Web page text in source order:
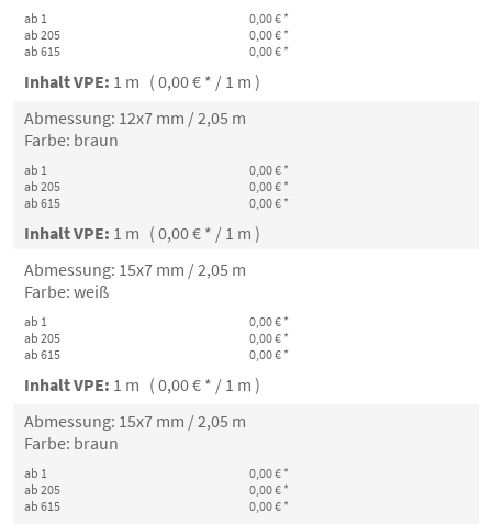
ab 1
0,00 € *
ab 205
0,00 € *
ab 615
0,00 € *
Inhalt VPE: 1 m ( 0,00 € * / 1 m )
Abmessung: 12x7 mm / 2,05 m
Farbe: braun
ab 1
0,00 € *
ab 205
0,00 € *
ab 615
0,00 € *
Inhalt VPE: 1 m ( 0,00 € * / 1 m )
Abmessung: 15x7 mm / 2,05 m
Farbe: weiß
ab 1
0,00 € *
ab 205
0,00 € *
ab 615
0,00 € *
Inhalt VPE: 1 m ( 0,00 € * / 1 m )
Abmessung: 15x7 mm / 2,05 m
Farbe: braun
ab 1
0,00 € *
ab 205
0,00 € *
ab 615
0,00 € *